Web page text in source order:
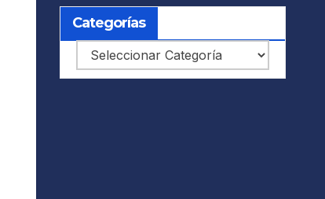
Categorías
Categorías